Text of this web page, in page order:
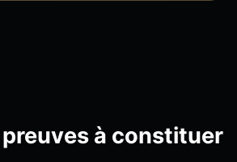
à constituer